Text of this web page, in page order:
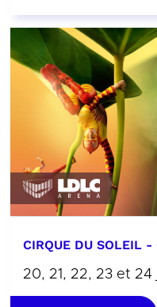
CIRQUE DU SOLEIL -
20, 21, 22, 23 et